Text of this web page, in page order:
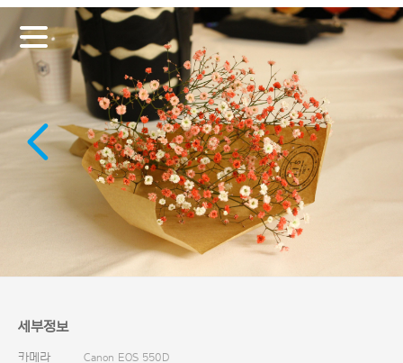
세부정보
카메라
Canon EOS 550D